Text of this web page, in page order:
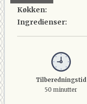
Køkken:
Ingredienser:
Tilberedningstid
50 minutter